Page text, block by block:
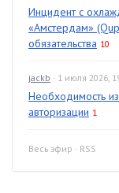
Инцидент с
«Амстердам»
обязательства 10
jackb · 1 июля 2026,
Необходимость
авторизации 1
Весь эфир · RSS